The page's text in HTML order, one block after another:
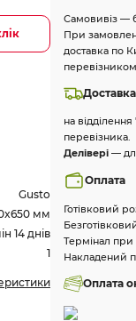
Gusto
мм
14 днів
1
Самовивіз —
При
доставка по
на відділення
перевізника.
Делівері—
Оплата
Готівковий
Термінал при
Накладений
Оплата